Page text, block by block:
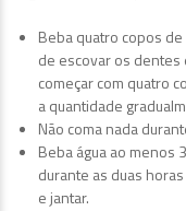
Beba quatro copos
de escovar os dentes
começar com quatro
a quantidade
Não coma nada
Beba água ao menos
durante as duas
e jantar.